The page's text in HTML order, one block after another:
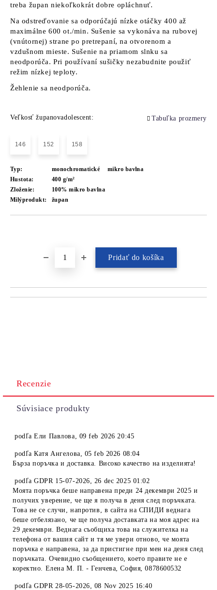
treba župan niekoľkokrát dobre opláchnuť.
Na odstreďovanie sa odporúčajú nízke otáčky 400 až
maximálne 600 ot./min. Sušenie sa vykonáva na rubovej
(vnútornej) strane po pretrepaní, na otvorenom a
vzdušnom mieste. Sušenie na priamom slnku sa
neodporúča. Pri používaní sušičky nezabudnite použiť
režim nízkej teploty.
Žehlenie sa neodporúča.
Veľkosť županovadolescent: Tabuľka prozmery
146 152 158
Typ: monochromatické
mikro bavlna
Hustota:
400 g/m²
Zloženie:
100% mikro bavlna
Milýprodukt:
župan
Recenzie
Súvisiace produkty
podľaЕли Павлова, 09 feb 2026 20:45
podľaКатя Ангелова, 05 feb 2026 08:04
Бърза поръчка и доставка. Високо качество на изделията!
podľaGDPR 15-07-2026, 26 dec 2025 01:02
Моята поръчка беше направена преди 24 декември 2025 и
получих уверение, че ще я получа в деня след поръчката.
Това не се случи, напротив, в сайта на СПИДИ веднага
беше отбелязано, че ще получа доставката на моя адрес на
29 декември. Веднага съобщиха това на служителка на
телефона от вашия сайт и тя ме увери отново, че моята
поръчка е направена, за да пристигне при мен на деня след
поръчката. Очевидно съобщението, което правите не е
коректно. Елена М. П. - Генчева, София, 0878600532
podľaGDPR 28-05-2026, 08 Nov 2025 16:40